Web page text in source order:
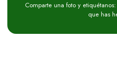
Comparte una foto y
que has